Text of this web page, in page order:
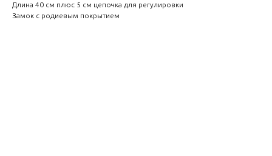
Длина 40 см плюс 5 см цепочка для регулировки
Замок с родиевым покрытием